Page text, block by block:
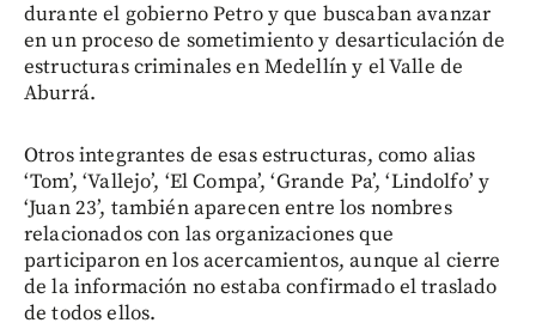
durante el gobierno Petro y que buscaban avanzar
en un proceso de sometimiento y desarticulación de
estructuras criminales en Medellín y el Valle de
Aburrá.
Otros integrantes de esas estructuras, como alias
‘Tom’, ‘Vallejo’, ‘El Compa’, ‘Grande Pa’, ‘Lindolfo’ y
‘Juan 23’, también aparecen entre los nombres
relacionados con las organizaciones que
participaron en los acercamientos, aunque al cierre
de la información no estaba confirmado el traslado
de todos ellos.